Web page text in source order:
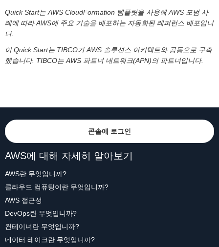
Quick Start는 AWS CloudFormation 템플릿을 사용해 AWS 모범 사
례에 따라 AWS에 주요 기술을 배포하는 자동화된 레퍼런스 배포입니
다.
이 Quick Start는 TIBCO가 AWS 솔루션스 아키텍트와 공동으로 구축
했습니다. TIBCO는 AWS 파트너 네트워크(APN)의 파트너입니다.
콘솔에 로그인
AWS에 대해 자세히 알아보기
AWS란 무엇입니까?
클라우드 컴퓨팅이란 무엇입니까?
AWS 접근성
DevOps란 무엇입니까?
컨테이너란 무엇입니까?
데이터 레이크란 무엇입니까?